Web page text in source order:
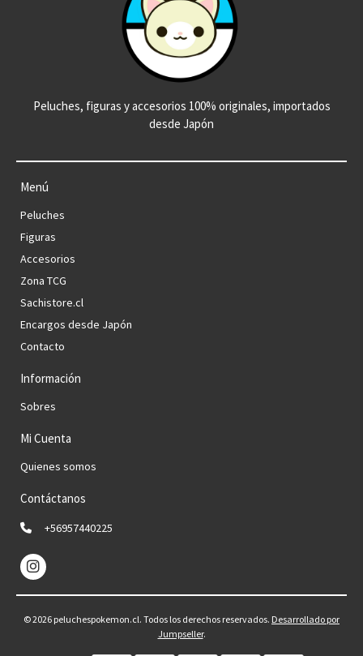
Peluches, figuras y accesorios 100% originales, importados
desde Japón
Menú
Peluches
Figuras
Accesorios
Zona TCG
Sachistore.cl
Encargos desde Japón
Contacto
Información
Sobres
Mi Cuenta
Quienes somos
Contáctanos
+56957440225
© 2026 peluchespokemon.cl. Todos los derechos reservados. Desarrollado por
Jumpseller.